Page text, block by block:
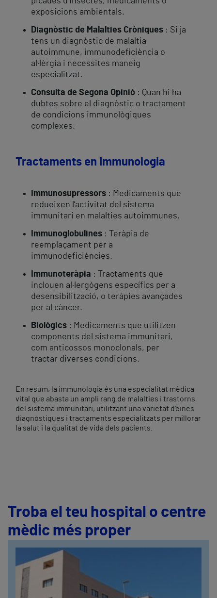
exposicions ambientals.
Diagnòstic de Malalties Cròniques : Si ja
tens un diagnòstic de malaltia
autoimmune, immunodeficiència o
al·lèrgia i necessites maneig
especialitzat.
Consulta de Segona Opinió : Quan hi ha
dubtes sobre el diagnòstic o tractament
de condicions immunològiques
complexes.
Tractaments en Immunologia
Immunosupressors : Medicaments que
redueixen l’activitat del sistema
immunitari en malalties autoimmunes.
Immunoglobulines : Teràpia de
reemplaçament per a
immunodeficiències.
Immunoteràpia : Tractaments que
inclouen al·lergògens específics per a
desensibilització, o teràpies avançades
per al càncer.
Biològics : Medicaments que utilitzen
components del sistema immunitari,
com anticossos monoclonals, per
tractar diverses condicions.
En resum, la immunologia és una especialitat mèdica
vital que abasta un ampli rang de malalties i trastorns
del sistema immunitari, utilitzant una varietat d’eines
diagnòstiques i tractaments especialitzats per millorar
la salut i la qualitat de vida dels pacients.
Troba el teu hospital o centre
mèdic més proper